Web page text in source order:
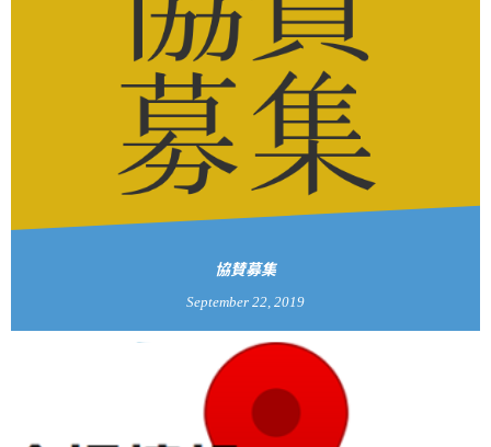
協賛募集
September 22 2019